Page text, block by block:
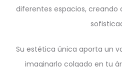
diferentes espacios,
Su estética única aporta un
imaginarlo colgado en tu